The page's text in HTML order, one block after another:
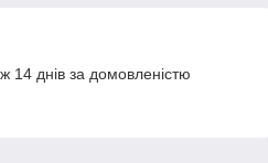
14 днів за домовленістю